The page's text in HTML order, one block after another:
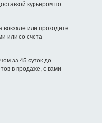
курьером по
или проходите
или со счета
за 45 суток до
в продаже, с вами